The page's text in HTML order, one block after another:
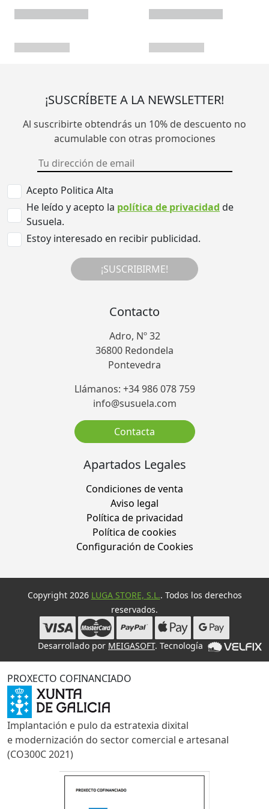
¡SUSCRÍBETE A LA NEWSLETTER!
Al suscribirte obtendrás un 10% de descuento no
acumulable con otras promociones
Acepto Politica Alta
He leído y acepto la política de privacidad de
Susuela.
Estoy interesado en recibir publicidad.
¡SUSCRIBIRME!
Contacto
Adro, Nº 32
36800 Redondela
Pontevedra
Llámanos: +34 986 078 759
info@susuela.com
Contacta
Apartados Legales
Condiciones de venta
Aviso legal
Política de privacidad
Política de cookies
Configuración de Cookies
Copyright 2026 LUGA STORE, S.L.. Todos los derechos
reservados.
Desarrollado por MEIGASOFT. Tecnología
PROXECTO COFINANCIADO
Implantación e pulo da estratexia dixital
e modernización do sector comercial e artesanal
(CO300C 2021)